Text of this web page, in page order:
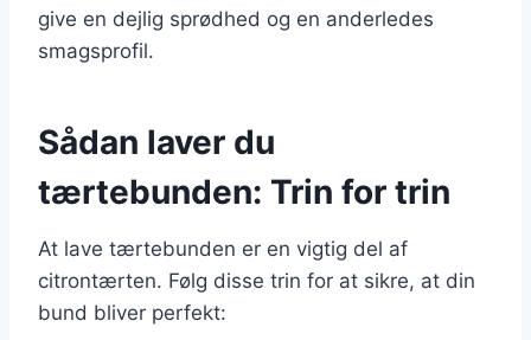
give en dejlig sprødhed og en anderledes
smagsprofil.
Sådan laver du
tærtebunden: Trin for trin
At lave tærtebunden er en vigtig del af
citrontærten. Følg disse trin for at sikre, at din
bund bliver perfekt: